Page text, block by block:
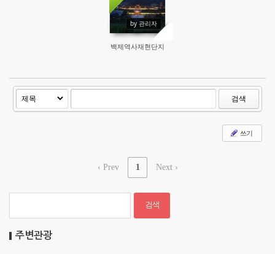
by 관리자
50445
백제역사재현단지
검색
쓰기
‹ Prev 1 Next ›
주변관광